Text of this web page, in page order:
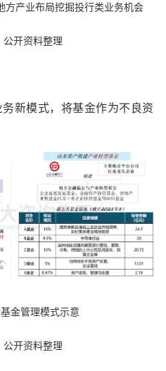
方产业布局挖掘投行类业务机会
公开资料整理
新模式，将基金作为不良资
金管理模式示意
公开资料整理